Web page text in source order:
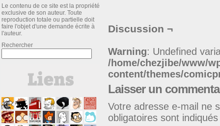
Le contenu de ce site est la propriété
exclusive de son auteur. Toute
reproduction totale ou partielle doit
faire l'objet d'une demande écrite à
l'auteur.
Rechercher
Discussion ¬
Warning: Undefined
/home/chezjibe/www/
content/themes/
Laisser un
Votre adresse e-mail ne
obligatoires sont